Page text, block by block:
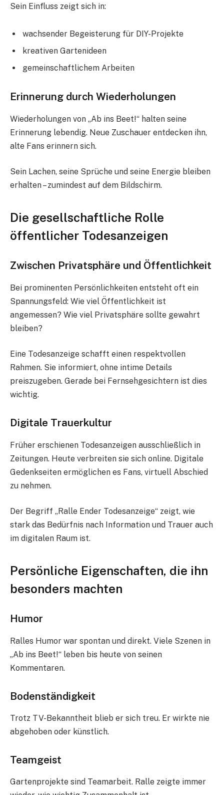
Sein Einfluss zeigt sich in:
wachsender Begeisterung für DIY-Projekte
kreativen Gartenideen
gemeinschaftlichem Arbeiten
Erinnerung durch Wiederholungen
Wiederholungen von „Ab ins Beet!“ halten seine
Erinnerung lebendig. Neue Zuschauer entdecken ihn,
alte Fans erinnern sich.
Sein Lachen, seine Sprüche und seine Energie bleiben
erhalten – zumindest auf dem Bildschirm.
Die gesellschaftliche Rolle
öffentlicher Todesanzeigen
Zwischen Privatsphäre und Öffentlichkeit
Bei prominenten Persönlichkeiten entsteht oft ein
Spannungsfeld: Wie viel Öffentlichkeit ist
angemessen? Wie viel Privatsphäre sollte gewahrt
bleiben?
Eine Todesanzeige schafft einen respektvollen
Rahmen. Sie informiert, ohne intime Details
preiszugeben. Gerade bei Fernsehgesichtern ist dies
wichtig.
Digitale Trauerkultur
Früher erschienen Todesanzeigen ausschließlich in
Zeitungen. Heute verbreiten sie sich online. Digitale
Gedenkseiten ermöglichen es Fans, virtuell Abschied
zu nehmen.
Der Begriff „Ralle Ender Todesanzeige“ zeigt, wie
stark das Bedürfnis nach Information und Trauer auch
im digitalen Raum ist.
Persönliche Eigenschaften, die ihn
besonders machten
Humor
Ralles Humor war spontan und direkt. Viele Szenen in
„Ab ins Beet!“ leben bis heute von seinen
Kommentaren.
Bodenständigkeit
Trotz TV-Bekanntheit blieb er sich treu. Er wirkte nie
abgehoben oder künstlich.
Teamgeist
Gartenprojekte sind Teamarbeit. Ralle zeigte immer